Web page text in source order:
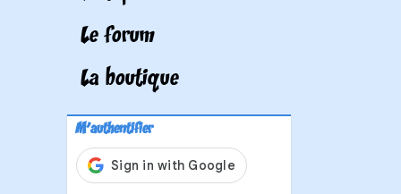
Le forum
La boutique
M'authentifier